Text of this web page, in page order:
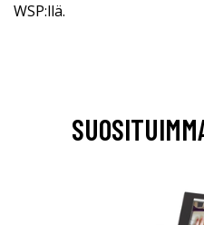
WSP:llä.